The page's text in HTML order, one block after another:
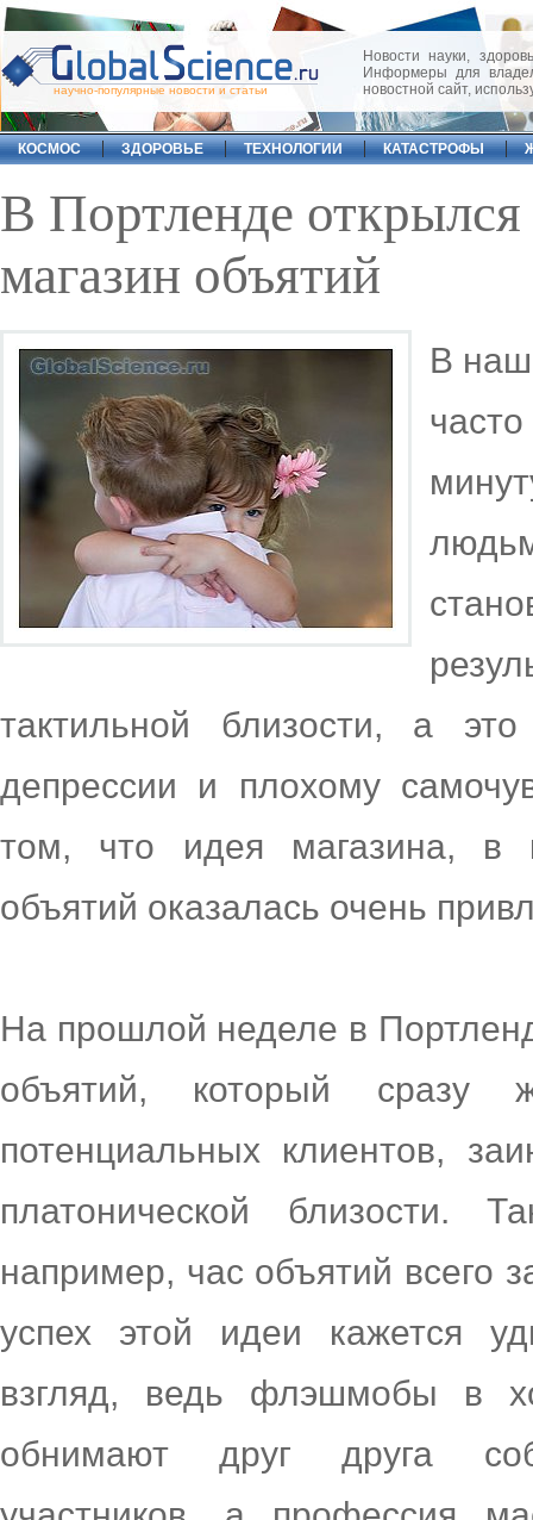
научно-популярные новости и статьи
Новости науки,
Информеры для
новостной сайт,
КОСМОС ЗДОРОВЬЕ ТЕХНОЛОГИИ КАТАСТРОФЫ
В Портленде
магазин объятий
В
тактильной близости, а
депрессии и плохому
том, что идея магазина, в
объятий оказалась очень
На прошлой неделе в
объятий, который сразу
потенциальных клиентов,
платонической близости.
например, час объятий всего
успех этой идеи кажется
взгляд, ведь флэшмобы в
обнимают друг друга